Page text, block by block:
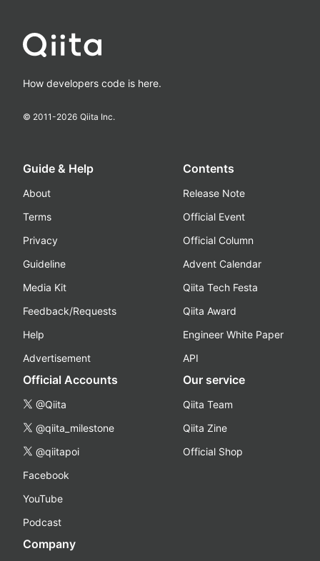
How developers code is here.
© 2011-2026 Qiita Inc.
Guide & Help
About
Terms
Privacy
Guideline
Media Kit
Feedback/Requests
Help
Advertisement
Contents
Release Note
Official Event
Official Column
Advent Calendar
Qiita Tech Festa
Qiita Award
Engineer White Paper
API
Official Accounts
@Qiita
@qiita_milestone
@qiitapoi
Facebook
YouTube
Podcast
Our service
Qiita Team
Qiita Zine
Official Shop
Company